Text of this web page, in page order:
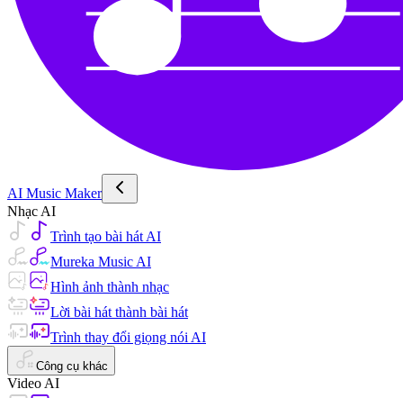
AI Music Maker
Nhạc AI
Trình tạo bài hát AI
Mureka Music AI
Hình ảnh thành nhạc
Lời bài hát thành bài hát
Trình thay đổi giọng nói AI
Công cụ khác
Video AI